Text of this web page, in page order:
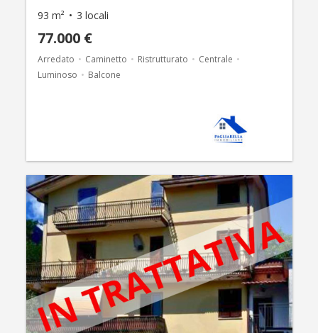
93 m² 3 locali
77.000 €
Arredato Caminetto Ristrutturato
Centrale
Luminoso
Balcone